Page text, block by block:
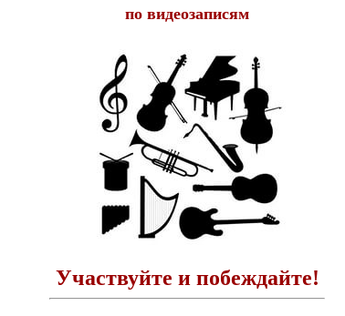
по видеозаписям
Участвуйте и побеждайте!